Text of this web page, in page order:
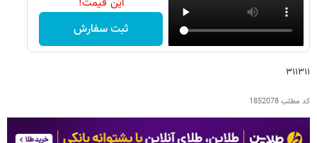
ثبت سفارش
۳۱۱۳۱۱
کد مطلب1852078